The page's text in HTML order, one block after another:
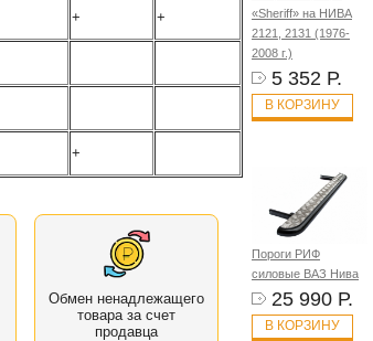
+ +
+
Обмен ненадлежащего
товара за счет
продавца
«Sheriff» на НИВА
2121, 2131 (1976-
2008 г.)
5 352 Р.
В КОРЗИНУ
Пороги РИФ
силовые ВАЗ Нива
25 990 Р.
В КОРЗИНУ